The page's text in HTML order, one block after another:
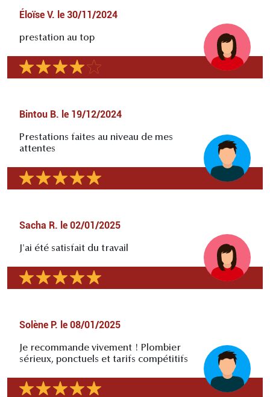
Éloïse V. le 30/11/2024
prestation au top
Bintou B. le 19/12/2024
Prestations faites au niveau de mes
attentes
Sacha R. le 02/01/2025
J'ai été satisfait du travail
Solène P. le 08/01/2025
Je recommande vivement ! Plombier
sérieux, ponctuels et tarifs compétitifs